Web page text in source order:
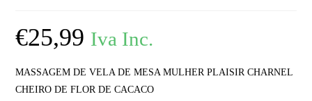
€25,99 Iva Inc.
MASSAGEM DE VELA DE MESA MULHER PLAISIR CHARNEL
CHEIRO DE FLOR DE CACACO